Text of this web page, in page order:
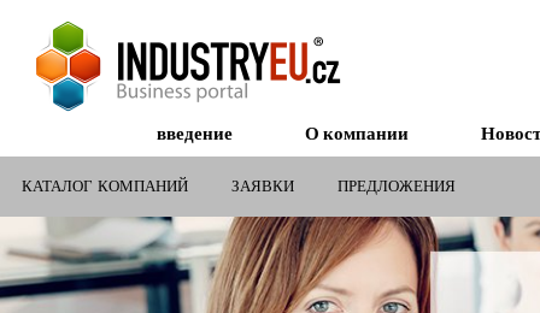
введение О компании
КАТАЛОГ КОМПАНИЙ ЗАЯВКИ ПРЕДЛОЖЕНИЯ
СУБСИДИИ ДЛЯ КОМПАНИЙ